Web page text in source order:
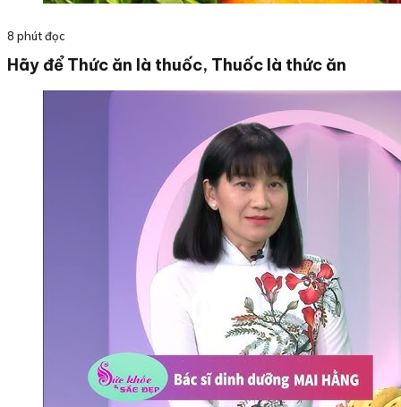
8 phút đọc
Hãy để Thức ăn là thuốc, Thuốc là thức ăn